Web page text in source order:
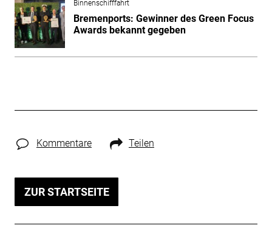
Binnenschifffahrt
Bremenports: Gewinner des Green Focus
Awards bekannt gegeben
Kommentare Teilen
ZUR STARTSEITE